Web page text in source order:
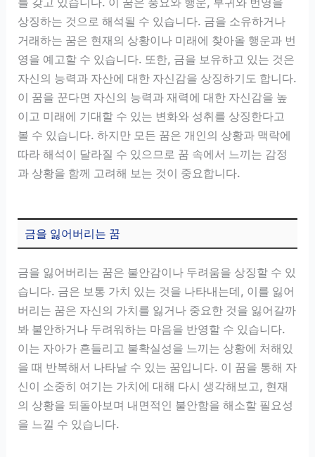
상징하는 것으로 해석될 수 있습니다. 금을 소유하거나
거래하는 꿈은 현재의 상황이나 미래에 찾아올 행운과 번
영을 예고할 수 있습니다. 또한, 금을 보유하고 있는 것은
자신의 능력과 자산에 대한 자신감을 상징하기도 합니다.
이 꿈을 꾼다면 자신의 능력과 재력에 대한 자신감을 높
이고 미래에 기대할 수 있는 변화와 성취를 상징한다고
볼 수 있습니다. 하지만 모든 꿈은 개인의 상황과 맥락에
따라 해석이 달라질 수 있으므로 꿈 속에서 느끼는 감정
과 상황을 함께 고려해 보는 것이 중요합니다.
금을 잃어버리는 꿈
금을 잃어버리는 꿈은 불안감이나 두려움을 상징할 수 있
습니다. 금은 보통 가치 있는 것을 나타내는데, 이를 잃어
버리는 꿈은 자신의 가치를 잃거나 중요한 것을 잃어갈까
봐 불안하거나 두려워하는 마음을 반영할 수 있습니다.
이는 자아가 흔들리고 불확실성을 느끼는 상황에 처해있
을 때 반복해서 나타날 수 있는 꿈입니다. 이 꿈을 통해 자
신이 소중히 여기는 가치에 대해 다시 생각해보고, 현재
의 상황을 되돌아보며 내면적인 불안함을 해소할 필요성
을 느낄 수 있습니다.